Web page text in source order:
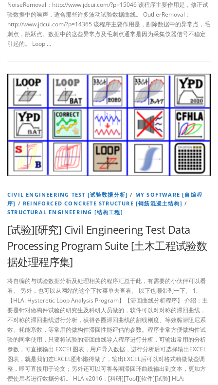
NoiseRemoval：http://www.jdcui.com/?p=15046 该程序主要作用是，修正试
验数据中的噪声，适合那些许多波动试验数据曲线。 OutlierRemoval：
http://www.jdcui.com/?p=14365 该程序主要作用是，剔除数据中的异常点，毛
刺点，跳跃点。数据中的这些异常点及毛刺点通常是因为采集仪器信号不稳定
引起的。 Loop …
CIVIL ENGINEERING TEST [试验数据分析] / MY SOFTWARE [自编程
序] / REINFORCED CONCRETE STRUCTURE [钢筋混凝土结构] /
STRUCTURAL ENGINEERING [结构工程]
[试验][研究] Civil Engineering Test Data
Processing Program Suite [土木工程试验数
据处理程序集]
将自编的与试验数据分析及处理相关的程序汇总于此，有需要的小伙伴可以看
看。 另外，也可以从网站的这个下拉菜单去查看。 以下也顺带列一下。 1.
【HLA: Hysteretic Loop Analysis Program】【滞回曲线分析程序】 介绍：主
要是针对做构件试验的研究生及科研人员做的，软件可以对对称的滞回曲线，
不对称的滞回曲线进行分析，获得各圈滞回曲线的割线刚度、等效黏滞阻尼系
数、耗能系数，等常用的做构件滞回性能评估的参数。程序非常方便做构件试
验的同学使用，只要将试验的滞回曲线导入程序进行分析，可输出常用的分析
参数，可直接输出 EXCEL图表，用户导入数据，进行分析后可选择输出EXCEL
图表，就是我们连EXCEL图都懒得做了，输出EXCEL后可以对格式稍微做些调
整，即可直接用于论文；另外还可以可将各圈滞回环曲线输出到文本，更加方
便使用者进行数据分析。 HLA v2016：[科研][Tool][软件][试验] HLA: